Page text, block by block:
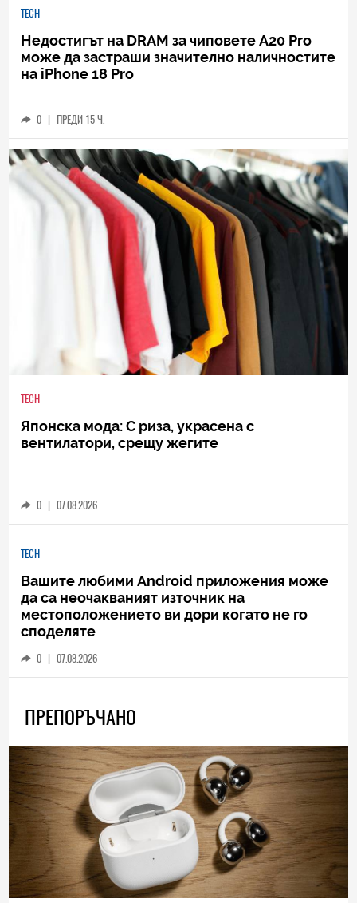
TECH
Недостигът на DRAM за чиповете A20 Pro
може да застраши значително наличностите
на iPhone 18 Pro
0 | ПРЕДИ 15 Ч.
TECH
Японска мода: С риза, украсена с
вентилатори, срещу жегите
0 07.08.2026
TECH
Вашите любими Android приложения може
да са неочакваният източник на
местоположението ви дори когато не го
споделяте
0 | 07.08.2026
ПРЕПОРЪЧАНО